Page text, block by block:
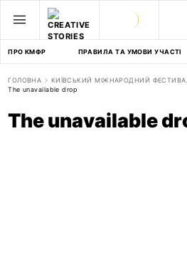
ПРО КМФР ПРАВИЛА ТА УМОВИ УЧАСТІ
ГОЛОВНА КИЇВСЬКИЙ МІЖНАРОДНИЙ
The unavailable drop
The unavailable